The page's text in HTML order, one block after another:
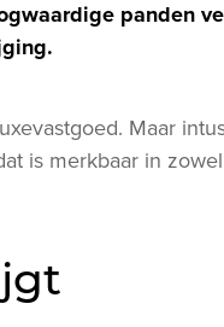
panden
Maar
is merkbaar in